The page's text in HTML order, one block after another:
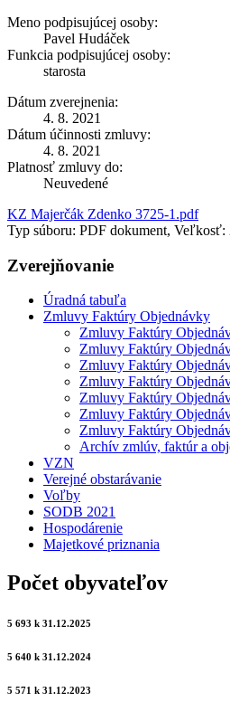
Meno podpisujúcej osoby:
Pavel Hudáček
Funkcia podpisujúcej osoby:
starosta
Dátum zverejnenia:
4. 8. 2021
Dátum účinnosti zmluvy:
4. 8. 2021
Platnosť zmluvy do:
Neuvedené
KZ Majerčák Zdenko 3725-1.pdf
Typ súboru: PDF dokument, Veľkosť:
Zverejňovanie
Úradná tabuľa
Zmluvy Faktúry Objednávky
Zmluvy Faktúry
Zmluvy Faktúry
Zmluvy Faktúry
Zmluvy Faktúry
Zmluvy Faktúry
Zmluvy Faktúry
Zmluvy Faktúry
Archív zmlúv, faktúr a
VZN
Verejné obstarávanie
Voľby
SODB 2021
Hospodárenie
Majetkové priznania
Počet obyvateľov
5 693 k 31.12.2025
5 640 k 31.12.2024
5 571 k 31.12.2023